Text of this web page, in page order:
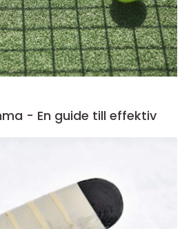
- En guide till effektiv